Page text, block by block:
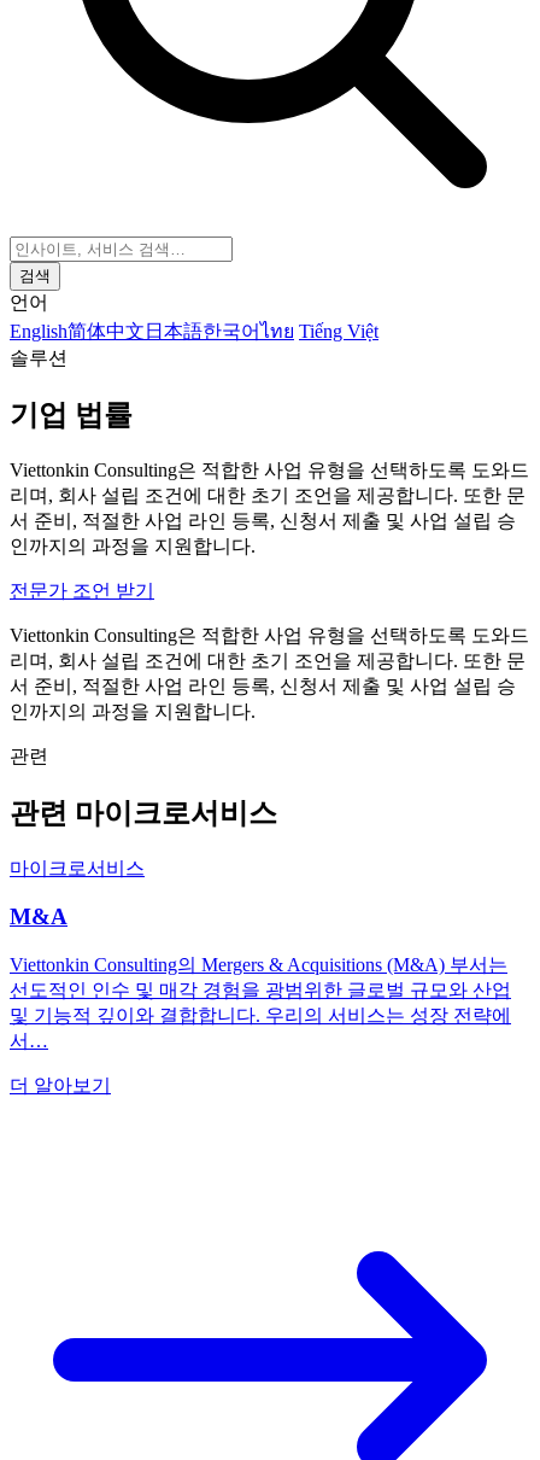
검색
언어
English简体中文 日本語한국어ไทย Tiếng Việt
솔루션
기업 법률
Viettonkin Consulting은 적합한 사업 유형을 선택하도록 도와드
리며, 회사 설립 조건에 대한 초기 조언을 제공합니다. 또한 문
서 준비, 적절한 사업 라인 등록, 신청서 제출 및 사업 설립 승
인까지의 과정을 지원합니다.
전문가 조언 받기
Viettonkin Consulting은 적합한 사업 유형을 선택하도록 도와드
리며, 회사 설립 조건에 대한 초기 조언을 제공합니다. 또한 문
서 준비, 적절한 사업 라인 등록, 신청서 제출 및 사업 설립 승
인까지의 과정을 지원합니다.
관련
관련 마이크로서비스
마이크로서비스
M&A
Viettonkin Consulting의 Mergers & Acquisitions (M&A) 부서는
선도적인 인수 및 매각 경험을 광범위한 글로벌 규모와 산업
및 기능적 깊이와 결합합니다. 우리의 서비스는 성장 전략에
서…
더 알아보기